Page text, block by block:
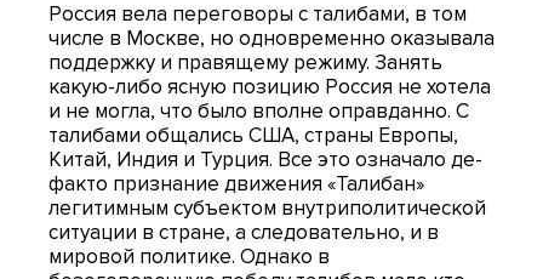
Россия вела переговоры с талибами, в том
числе в Москве, но одновременно оказывала
поддержку и правящему режиму. Занять
какую-либо ясную позицию Россия не хотела
и не могла, что было вполне оправданно. С
талибами общались США, страны Европы,
Китай, Индия и Турция. Все это означало де-
факто признание движения «Талибан»
легитимным субъектом внутриполитической
ситуации в стране, а следовательно, и в
мировой политике. Однако в